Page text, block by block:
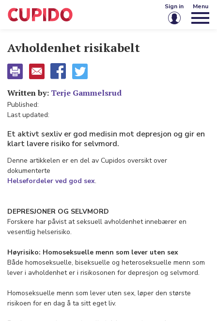
Sign in
Password
Sign in
Menu
Avholdenhet risikabelt
Written by: Terje Gammelsrud
Published:
Last updated:
Et aktivt sexliv er god medisin mot depresjon og gir en
klart lavere risiko for selvmord.
Denne artikkelen er en del av Cupidos oversikt over
dokumenterte
Helsefordeler ved god sex.
DEPRESJONER OG SELVMORD
Forskere har påvist at seksuell avholdenhet innebærer en
vesentlig helserisiko.
Høyrisiko: Homoseksuelle menn som lever uten sex
Både homoseksuelle, biseksuelle og heteroseksuelle menn som
lever i avholdenhet er i risikosonen for depresjon og selvmord.
Homoseksuelle menn som lever uten sex, løper den største
risikoen for en dag å ta sitt eget liv.